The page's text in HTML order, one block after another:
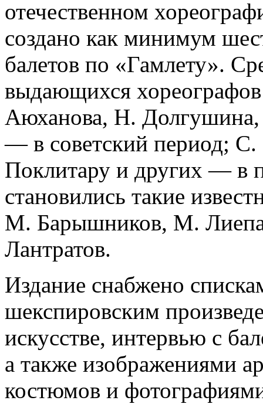
отечественном
создано как минимум
балетов по «Гамлету».
выдающихся
Аюханова, Н.
— в советский период;
Поклитару и других — в
становились такие
М. Барышников, М.
Лантратов.
Издание снабжено
шекспировским
искусстве, интервью с
а также изображениями
костюмов и